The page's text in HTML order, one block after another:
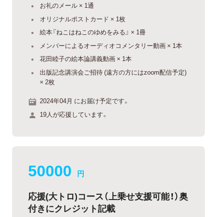
お礼のメール × 1通
オリジナルポストカード × 1枚
絵本『ねこはねこのゆめをみる』 × 1冊
メンバーによるオーディオコメンタリー動画 × 1本
花田睦子の絵本論講義動画 × 1本
出版記念講演会ご招待 (遠方の方にはzoom配信予定)
× 2枚
2024年04月 にお届け予定です。
19人が応援しています。
50000 円
応援(大トロ)コース（上乗せ支援可能！）奥
付きにクレジット記載